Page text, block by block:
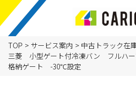
TOP > サービス案内 > 中古トラック在
三菱 小型ゲート付冷凍バン フル
格納ゲート -30℃設定